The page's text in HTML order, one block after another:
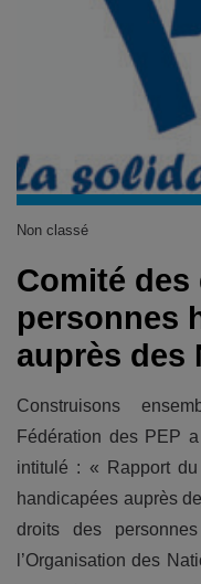
Non classé
Comité
personnes
auprès des
Construisons
Fédération des PEP
intitulé : « Rapport
handicapées auprès
droits des
l’Organisation des